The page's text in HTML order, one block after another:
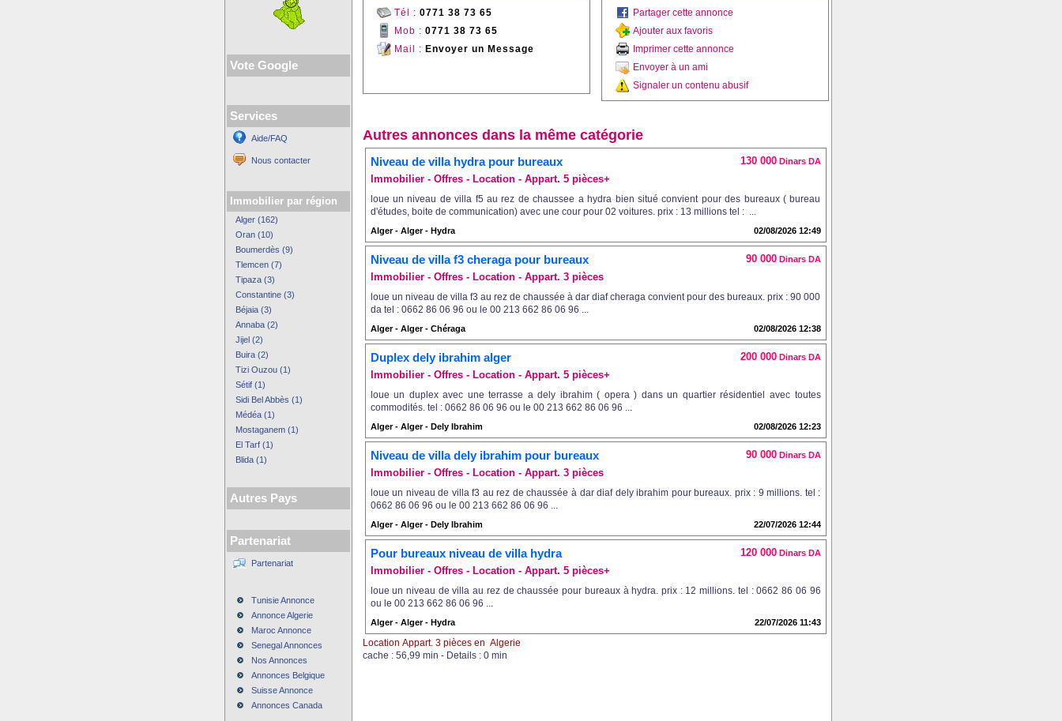
Vote Google
Services
Aide/FAQ
Nous contacter
Immobilier par région
Alger (162)
Oran (10)
Boumerdès (9)
Tlemcen (7)
Tipaza (3)
Constantine (3)
Béjaia (3)
Annaba (2)
Jijel (2)
Buira (2)
Tizi Ouzou (1)
Sétif (1)
Sidi Bel Abbès (1)
Médéa (1)
Mostaganem (1)
El Tarf (1)
Blida (1)
Autres Pays
Partenariat
Partenariat
Tunisie Annonce
Annonce Algerie
Maroc Annonce
Senegal Annonces
Nos Annonces
Annonces Belgique
Suisse Annonce
Annonces Canada
Tél : 0771 38 73 65
Mob : 0771 38 73 65
Mail : Envoyer un Message
Partager cette annonce
Ajouter aux favoris
Imprimer cette annonce
Envoyer à un ami
Signaler un contenu abusif
Autres annonces dans la même catégorie
Niveau de villa hydra pour bureaux 130 000 Dinars DA
Immobilier - Offres - Location - Appart. 5 pièces+
loue un niveau de villa f5 au rez de chaussee a hydra bien situé convient pour des bureaux ( bureau
d'études, boite de communication) avec une cour pour 02 voitures. prix : 13 millions tel : ...
Alger - Alger - Hydra 02/08/2026 12:49
Niveau de villa f3 cheraga pour bureaux 90 000 Dinars DA
Immobilier - Offres - Location - Appart. 3 pièces
loue un niveau de villa f3 au rez de chaussée à dar diaf cheraga convient pour des bureaux. prix : 90 000
da tel : 0662 86 06 96 ou le 00 213 662 86 06 96 ...
Alger - Alger - Chéraga 02/08/2026 12:38
Duplex dely ibrahim alger 200 000 Dinars DA
Immobilier - Offres - Location - Appart. 5 pièces+
loue un duplex avec une terrasse a dely ibrahim ( opera ) dans un quartier résidentiel avec toutes
commodités. tel : 0662 86 06 96 ou le 00 213 662 86 06 96 ...
Alger - Alger - Dely Ibrahim 02/08/2026 12:23
Niveau de villa dely ibrahim pour bureaux 90 000 Dinars DA
Immobilier - Offres - Location - Appart. 3 pièces
loue un niveau de villa f3 au rez de chaussée à dar diaf dely ibrahim pour bureaux. prix : 9 millions. tel :
0662 86 06 96 ou le 00 213 662 86 06 96 ...
Alger - Alger - Dely Ibrahim 22/07/2026 12:44
Pour bureaux niveau de villa hydra 120 000 Dinars DA
Immobilier - Offres - Location - Appart. 5 pièces+
loue un niveau de villa au rez de chaussée pour bureaux à hydra. prix : 12 millions. tel : 0662 86 06 96
ou le 00 213 662 86 06 96 ...
Alger - Alger - Hydra 22/07/2026 11:43
Location Appart. 3 pièces en Algerie
cache : 56,99 min - Details : 0 min